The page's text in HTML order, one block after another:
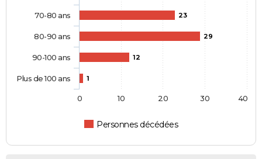
23
29
12
1
Personnes décédées
70-80 ans
80-90 ans
90-100 ans
Plus de 100 ans
0 10 20 30 40